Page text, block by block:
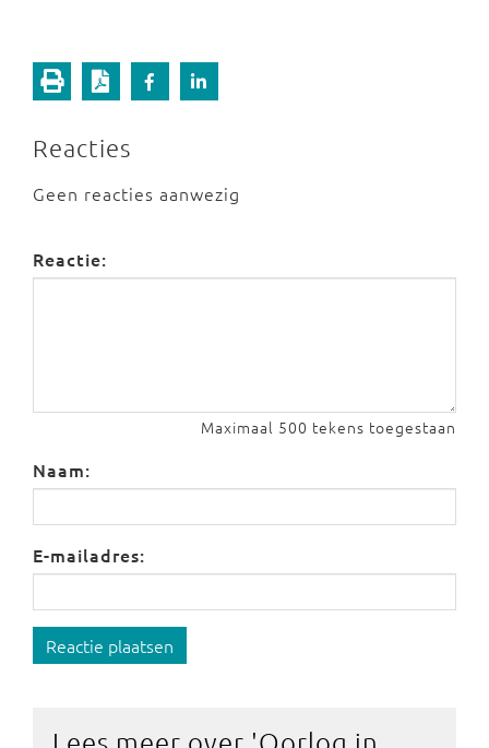
Reacties
Geen reacties aanwezig
Reactie:
Maximaal 500 tekens toegestaan
Naam:
E-mailadres:
Reactie plaatsen
Lees meer over 'Oorlog in